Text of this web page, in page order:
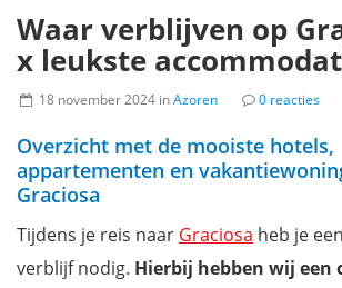
Waar verblijven op
x leukste
18 november 2024 inAzoren 0 reacties
Overzicht met de mooiste hotels,
appartementen en
Graciosa
Tijdens je reis naar Graciosa heb je
verblijf nodig. Hierbij hebben wij een